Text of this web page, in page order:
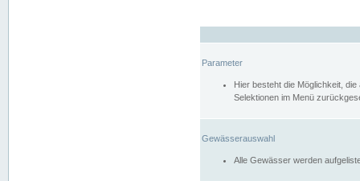
Parameter
Hier besteht die Möglichkeit,
Selektionen im Menü
Gewässerauswahl
Alle Gewässer werden